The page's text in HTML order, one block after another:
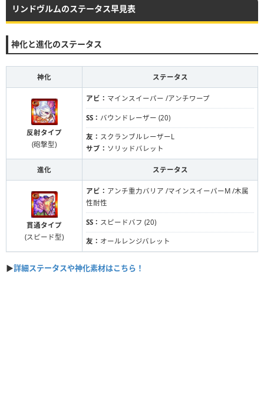
リンドヴルムのステータス早見表
神化と進化のステータス
神化 ステータス
反射タイプ
(砲撃型)
アビ： マインスイーパー /アンチワープ
SS： バウンドレーザー (20)
友： スクランブルレーザーL
サブ： ソリッドバレット
進化 ステータス
貫通タイプ
(スピード型)
アビ： アンチ重力バリア /マインスイーパーM /木属
性耐性
SS： スピードバフ (20)
友： オールレンジバレット
▶詳細ステータスや神化素材はこちら！